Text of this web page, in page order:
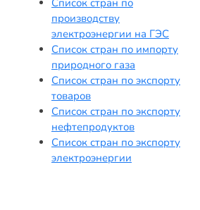
производству
электроэнергии на ГЭС
Список стран по импорту
природного газа
Список стран по экспорту
товаров
Список стран по экспорту
нефтепродуктов
Список стран по экспорту
электроэнергии